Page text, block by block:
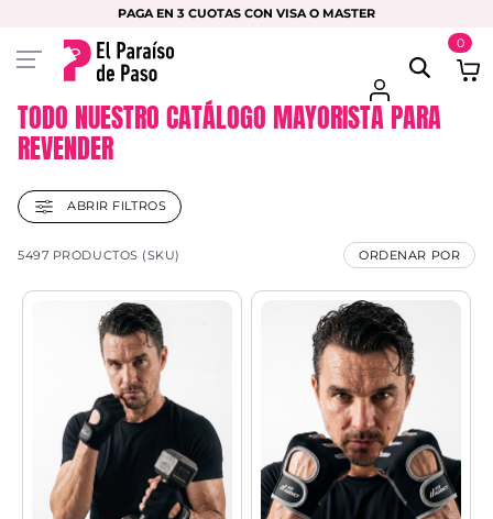
PAGA EN 3 CUOTAS CON VISA O MASTER
0
TODO NUESTRO CATÁLOGO MAYORISTA PARA
REVENDER
ABRIR FILTROS
5497 PRODUCTOS (SKU) ORDENAR POR